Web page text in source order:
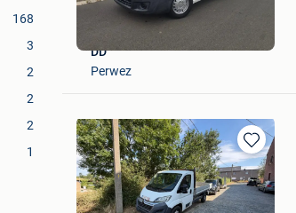
168
3
2
2
2
1
DD
Perwez
Sauvegarder
dans
Mes
Favoris